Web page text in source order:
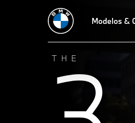
Modelos &
THE